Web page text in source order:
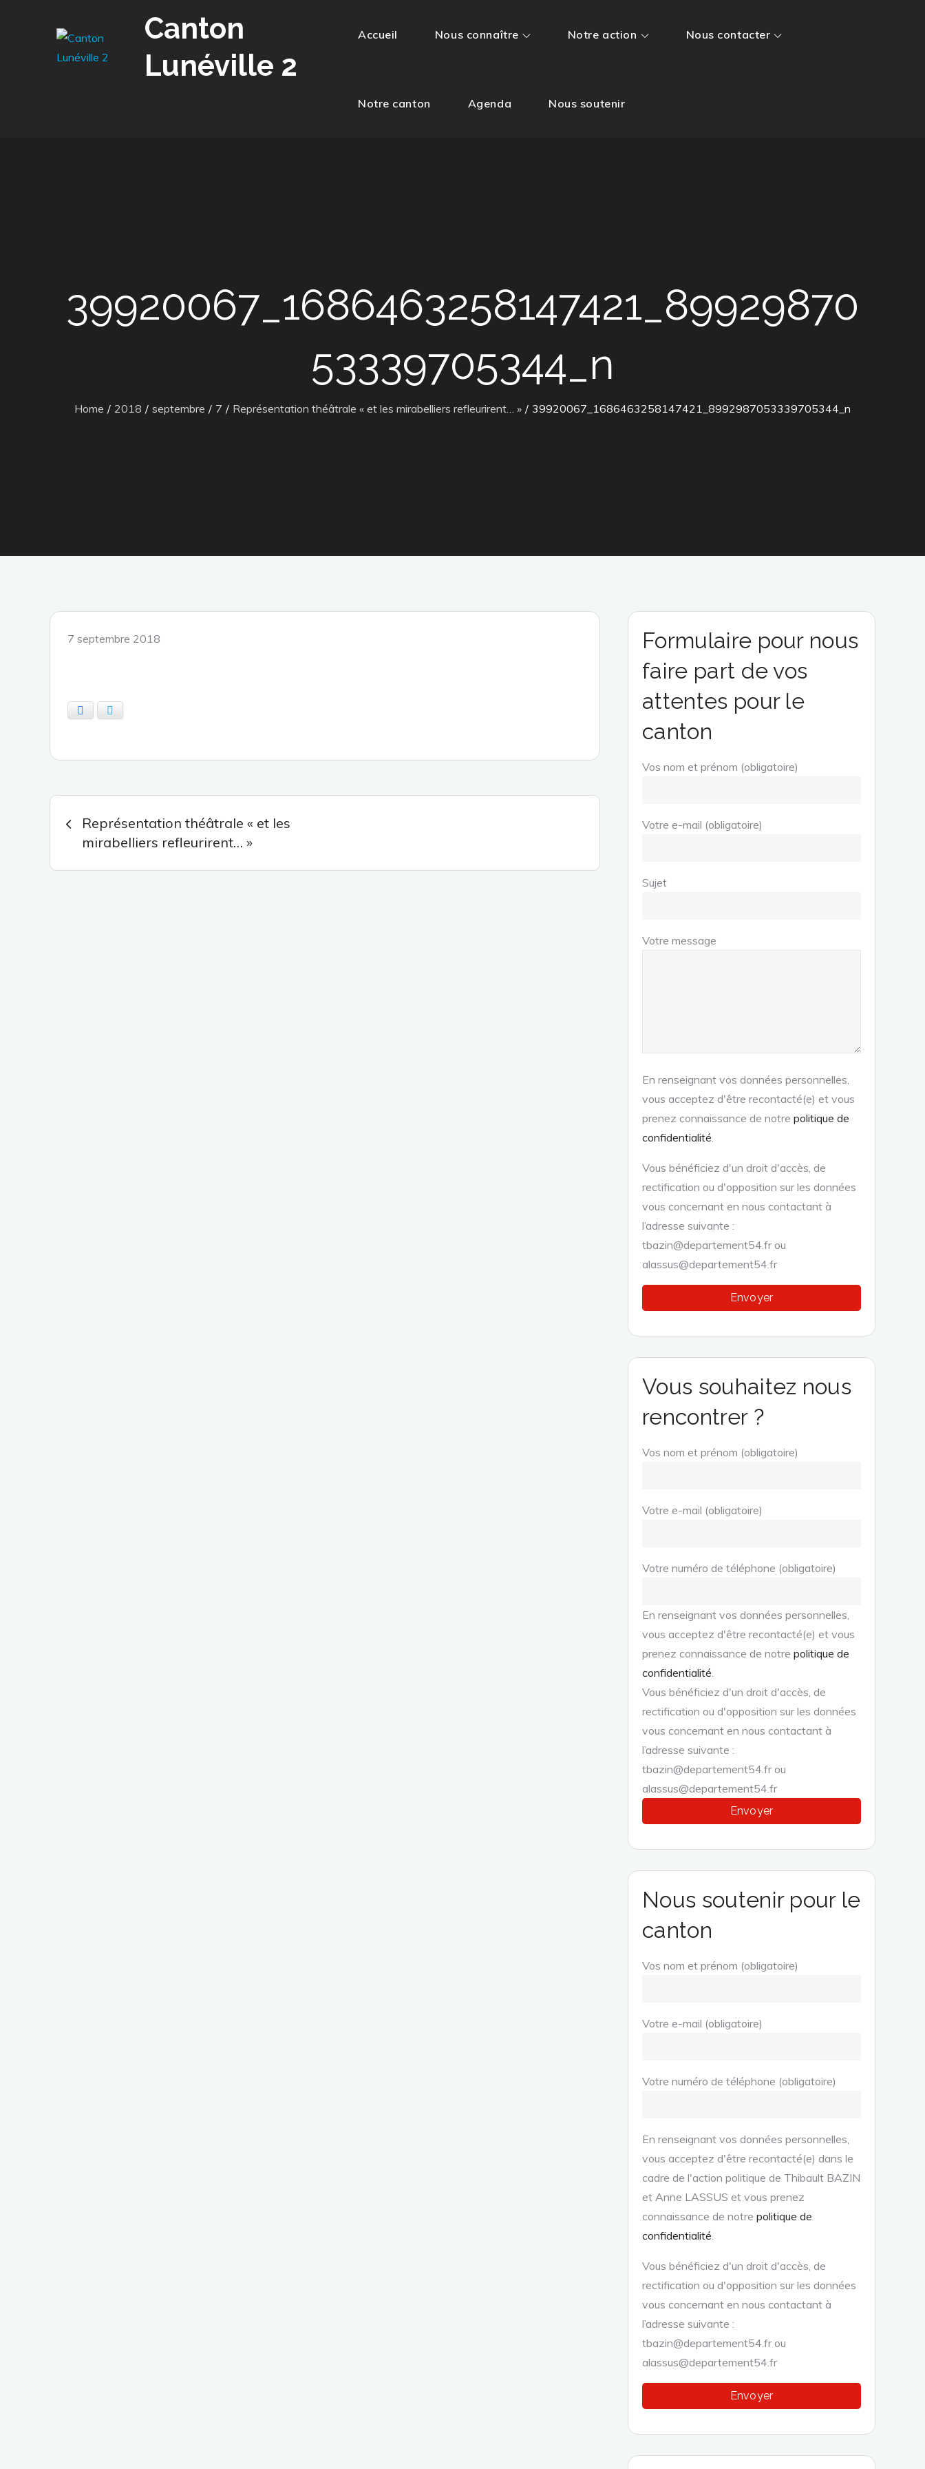
Canton
Lunéville 2
Accueil Nous connaître Notre action Nous contacter
Notre canton Agenda Nous soutenir
39920067_1686463258147421_89929870
53339705344_n
Home 2018 septembre 7 Représentation théâtrale « et les mirabelliers refleurirent… » 39920067_1686463258147421_8992987053339705344_n
Posted
7 septembre 2018
Navigation
de
Représentation théâtrale « et les
mirabelliers refleurirent… »
Formulaire pour nous
faire part de vos
attentes pour le
canton
Vos nom et prénom (obligatoire)
Votre e-mail (obligatoire)
Sujet
Votre message
En renseignant vos données personnelles,
vous acceptez d'être recontacté(e) et vous
prenez connaissance de notre politique de
confidentialité
Vous bénéficiez d'un droit d'accès, de
rectification ou d'opposition sur les données
vous concernant en nous contactant à
l’adresse suivante :
tbazin@departement54.fr ou
alassus@departement54.fr
Vous souhaitez nous
rencontrer ?
Vos nom et prénom (obligatoire)
Votre e-mail (obligatoire)
Votre numéro de téléphone (obligatoire)
En renseignant vos données personnelles,
vous acceptez d'être recontacté(e) et vous
prenez connaissance de notre politique de
confidentialité
Vous bénéficiez d'un droit d'accès, de
rectification ou d'opposition sur les données
vous concernant en nous contactant à
l’adresse suivante :
tbazin@departement54.fr ou
alassus@departement54.fr
Nous soutenir pour le
canton
Vos nom et prénom (obligatoire)
Votre e-mail (obligatoire)
Votre numéro de téléphone (obligatoire)
En renseignant vos données personnelles,
vous acceptez d'être recontacté(e) dans le
cadre de l'action politique de Thibault BAZIN
et Anne LASSUS et vous prenez
connaissance de notre politique de
confidentialité
Vous bénéficiez d'un droit d'accès, de
rectification ou d'opposition sur les données
vous concernant en nous contactant à
l’adresse suivante :
tbazin@departement54.fr ou
alassus@departement54.fr